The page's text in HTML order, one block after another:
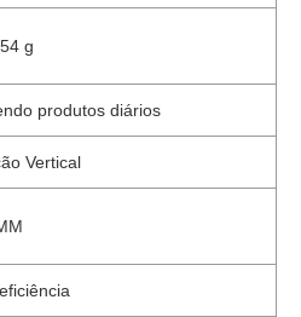
g
produtos diários
Vertical